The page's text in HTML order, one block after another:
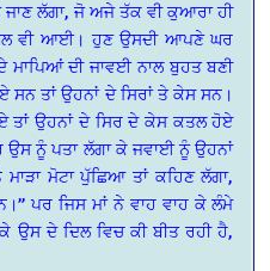
ਲੱਗਾ, ਜੋ ਅਜੇ ਤੱਕ ਵੀ ਕੁਆਰਾ ਹੀ
ਵੀ ਆਈ। ਹੁਣ ਉਸਦੀ ਆਪਣੇ ਘਰ
ਮਾਪਿਆਂ ਦੀ ਜਾਵਈ ਨਾਲ ਬੁਹਤ ਬਣੀ
ਸਨ ਤਾਂ ਉਹਨਾਂ ਦੇ ਸਿਰਾਂ ਤੇ ਕੇਸ ਸਨ।
ਉਹਨਾਂ ਦੇ ਸਿਰ ਦੇ ਕੇਸ ਕਤਲ ਹੋਏ
ਉਸ ਨੂੰ ਪਤਾ ਲੱਗਾ ਕੇ ਜਵਾਈ ਨੂੰ ਉਹਨਾਂ
ਮੋਟਾ ਪੁੱਛਿਆ ਤਾਂ ਕਹਿਣ ਲੱਗਾ,
ਪਰ ਜਿਸ ਮਾਂ ਨੇ ਵਾਹ ਵਾਹ ਕੇ ਲੰਮੇ
ਉਸ ਦੇ ਦਿਲ ਵਿਚ ਕੀ ਬੀਤ ਰਹੀ ਹੈ,